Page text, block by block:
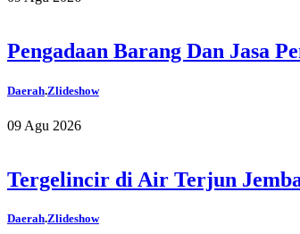
Pengadaan Barang Dan Jasa
Daerah.Zlideshow
09 Agu 2026
Tergelincir di Air Terjun
Daerah.Zlideshow